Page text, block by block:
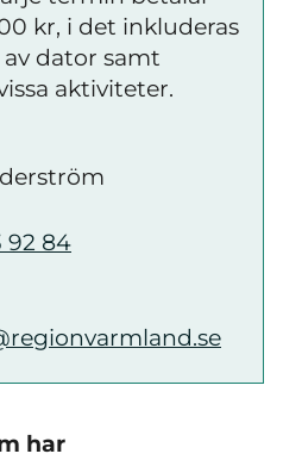
kr, i det inkluderas
dator samt
aktiviteter.
92 84
har